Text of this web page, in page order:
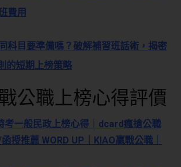
費用
科目要準備嗎？破解補習班話術，揭密
的短期上榜策略
公職上榜心得評價
考一般民政上榜心得｜dcard瘋搶公職
授推薦 WORD UP｜KIAO贏戰公職｜